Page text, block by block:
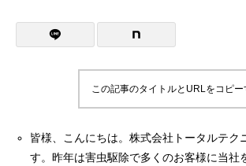
この記事のタイトルとURLをコピー
皆様、こんにちは。株式会社トータルテク
す。昨年は害虫駆除で多くのお客様に当社